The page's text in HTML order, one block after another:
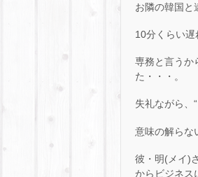
お隣の韓国と
10分くらい遅
専務と言うか
た・・・。
失礼ながら、
意味の解らな
彼・明(メイ)
からビジネス